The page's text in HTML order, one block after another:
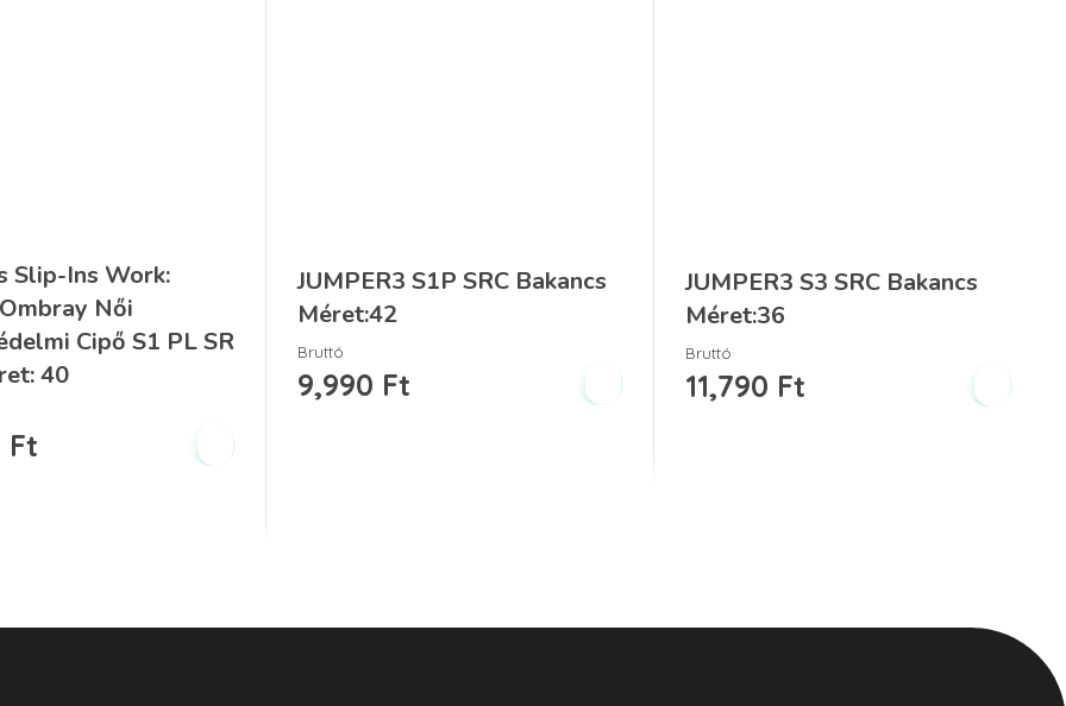
Slip-Ins Work:
Női
Cipő S1 PL SR
40
Ft
JUMPER3 S1P SRC Bakancs
Méret:42
9,990 Ft
Bruttó
JUMPER3 S3 SRC Bakancs
Méret:36
11,790 Ft
Bruttó